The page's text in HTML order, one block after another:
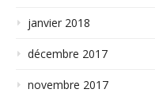
janvier 2018
décembre 2017
novembre 2017